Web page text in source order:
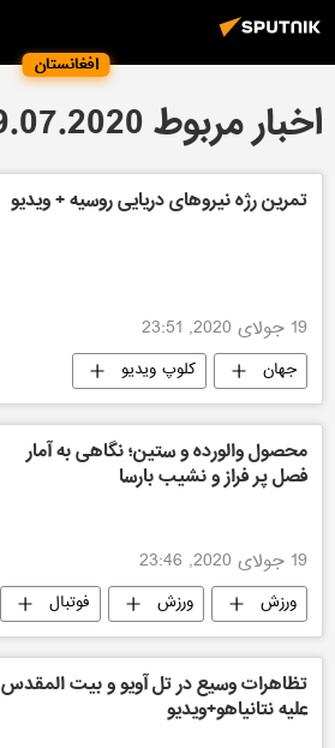
افغانستان
اخبار مربوط 19.07.2020
تمرین رژه نیروهای دریایی روسیه + ویدیو
19 جولای 2020, 23:51
جهان کلوپ ویدیو
محصول والورده و ستین؛ نگاهی به آمار
فصل پر فراز و‌ نشیب بارسا
19 جولای 2020, 23:46
ورزش ورزش فوتبال
تظاهرات وسیع در تل آویو و بیت المقدس
علیه نتانیاهو+ویدیو